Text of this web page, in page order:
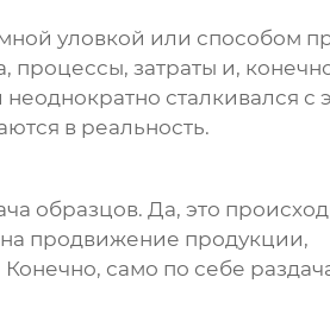
уловкой или способом
процессы, затраты и,
сталкивался с
в реальность.
образцов. Да, это
продвижение продукции,
само по себе